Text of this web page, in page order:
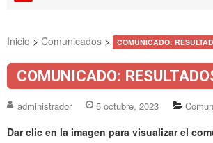
Inicio > Comunicados > COMUNICADO:
COMUNICADO:
administrador 5 octubre, 2023
Dar clic en la imagen para visualizar el